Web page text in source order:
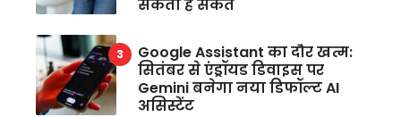
सकता है संकेत
Google Assistant का दौर खत्म:
सितंबर से एंड्रॉयड डिवाइस पर
Gemini बनेगा नया डिफॉल्ट AI
असिस्टेंट